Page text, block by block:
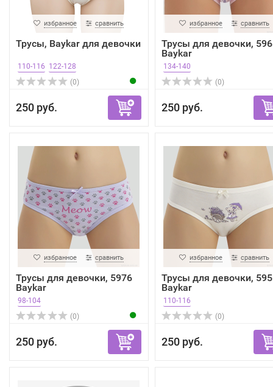
избранное сравнить
Трусы, Baykar для девочки
110-116 122-128
(0)
250 руб.
избранное сравнить
Трусы для девочки,
Baykar
134-140
(0)
250 руб.
избранное сравнить
Трусы для девочки, 5976
Baykar
98-104
(0)
250 руб.
избранное сравнить
Трусы для девочки,
Baykar
110-116
(0)
250 руб.